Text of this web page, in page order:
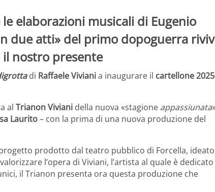
elaborazioni musicali di Eugenio
due atti» del primo dopoguerra
nostro presente
di Raffaele Viviania inaugurare il cartellone
al Trianon Viviani della nuova «stagione appassiunata
Laurito– con la prima di una nuova produzione del
prodotto dal teatro pubblico di Forcella,
l’opera di Viviani, l’artista al quale è dedicato
il Trianon presenta ora questa produzione che